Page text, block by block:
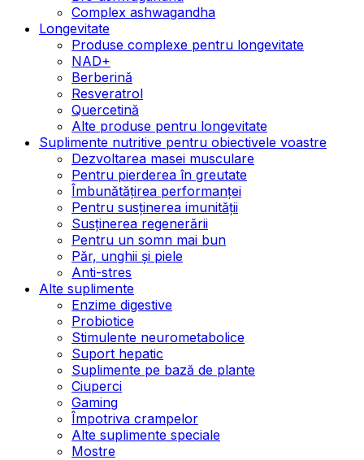
Complex ashwagandha
Longevitate
Produse complexe pentru longevitate
NAD+
Berberină
Resveratrol
Quercetină
Alte produse pentru longevitate
Suplimente nutritive pentru obiectivele voastre
Dezvoltarea masei musculare
Pentru pierderea în greutate
Îmbunătățirea performanței
Pentru susținerea imunității
Susținerea regenerării
Pentru un somn mai bun
Păr, unghii și piele
Anti-stres
Alte suplimente
Enzime digestive
Probiotice
Stimulente neurometabolice
Suport hepatic
Suplimente pe bază de plante
Ciuperci
Gaming
Împotriva crampelor
Alte suplimente speciale
Mostre